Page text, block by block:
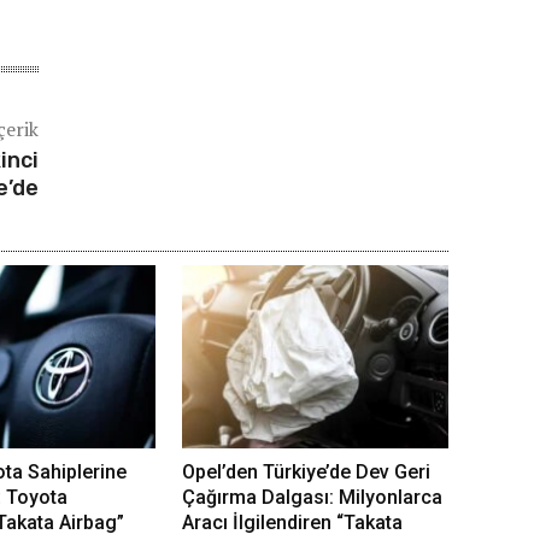
Sahiplerine
Toyota
Airbag”
Opel’den Türkiye’de Dev Geri
Çağırma Dalgası: Milyonlarca
Aracı İlgilendiren “Takata